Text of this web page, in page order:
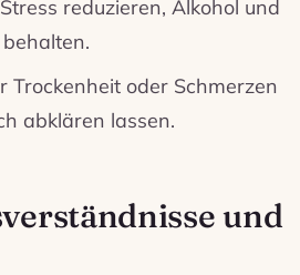
reduzieren, Alkohol und
Trockenheit oder Schmerzen
abklären lassen.
und